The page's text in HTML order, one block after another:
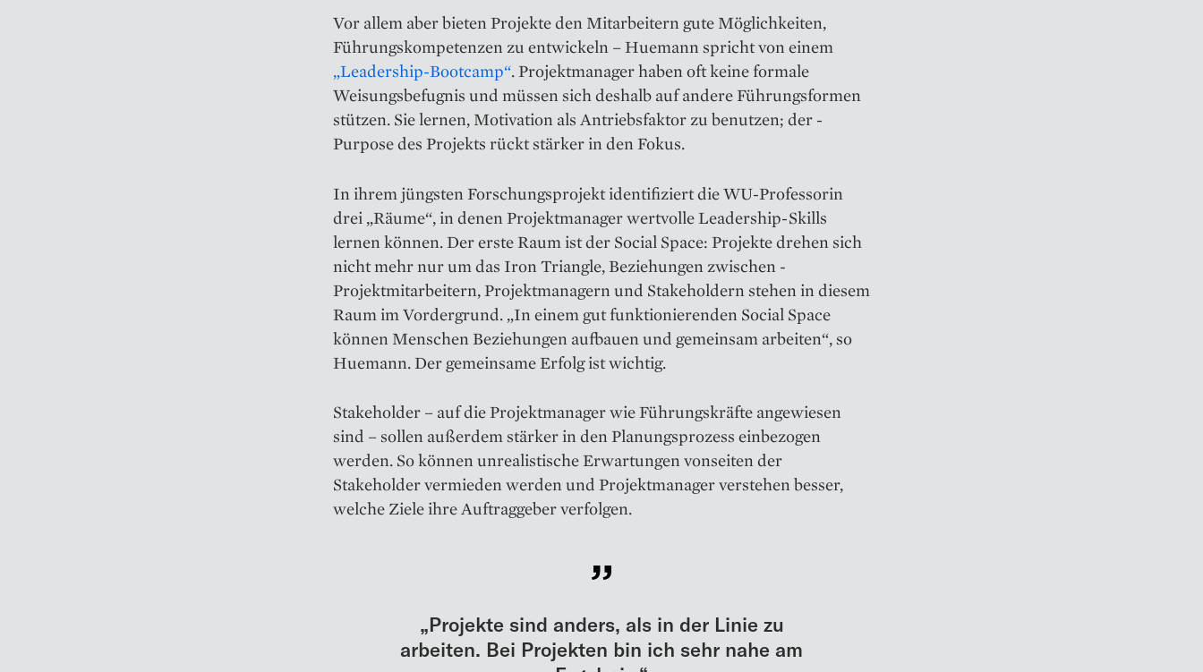
Vor allem aber bieten Pro­jekte den Mitarbeitern gute Möglichkeiten,
Führungskompetenzen zu ­entwickeln – Huemann spricht von einem
„Leadership-Bootcamp“. Projektmanager haben oft keine formale
Weisungsbefugnis und müssen sich deshalb auf andere ­Führungsformen
stützen. Sie lernen, Motivation als Antriebsfaktor zu benutzen; der ­
Purpose des Projekts rückt stärker in den Fokus.
In ihrem jüngsten Forschungsprojekt identifiziert die WU-Professorin
drei „Räume“, in denen Projektmanager wertvolle Leadership-Skills
lernen können. Der erste Raum ist der Social Space: Projekte drehen sich
nicht mehr nur um das Iron Triangle, Beziehungen ­zwischen ­
Projektmitarbeitern, Projekt­managern und Stakeholdern stehen in diesem
Raum im Vordergrund. „In einem gut funktionierenden Social Space
können Menschen Beziehungen aufbauen und gemeinsam arbeiten“, so
Huemann. Der gemeinsame Erfolg ist wichtig.
Stakeholder – auf die Projektmanager wie Führungskräfte angewiesen
sind – sollen außerdem stärker in den Planungsprozess einbezogen
werden. So können unrealistische Erwartungen vonseiten der
Stakeholder vermieden werden und Projektmanager verstehen besser,
welche Ziele ihre Auftraggeber verfolgen.
„Projekte sind anders, als in der Linie zu
arbeiten. Bei Projekten bin ich sehr nahe am